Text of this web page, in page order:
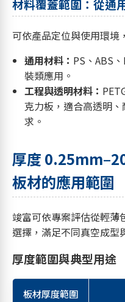
材料覆蓋範圍：從通
可依產品定位與使用環境
通用材料： PS、ABS
裝類應用。
工程與透明材料：
克力板，適合高透明
求。
厚度
板材的應用範圍
竣富可依專案評估從輕薄
選擇，滿足不同真空成型
厚度範圍與典型用途
板材厚度範圍